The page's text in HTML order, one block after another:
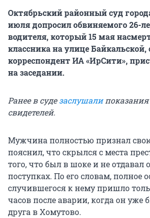
Октябрьский районный суд
июля допросил обвиняемого 26-
водителя, который 15 мая
классника на улице
корреспондент ИА «ИрСити»,
на заседании.
Ранее в судезаслушали
свидетелей.
Мужчина полностью признал
пояснил, что скрылся с места
того, что был в шоке и не отдавал
поступках. По его словам, полное
случившегося к нему пришло
часов после аварии, когда он уже
друга в Хомутово.